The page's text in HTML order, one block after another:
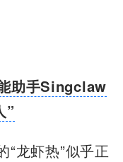
助手Singclaw
”
“龙虾热”似乎正